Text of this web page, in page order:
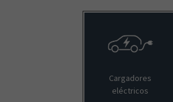
Cargadores
eléctricos